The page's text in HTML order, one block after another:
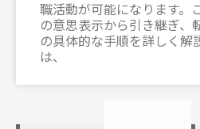
職活動が可能になります。
の意思表示から引き継ぎ、
の具体的な手順を詳しく解
は、